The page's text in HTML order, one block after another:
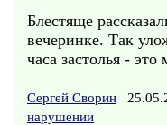
Блестяще
вечеринке. Так
часа застолья - это
Сергей Сворин
нарушении